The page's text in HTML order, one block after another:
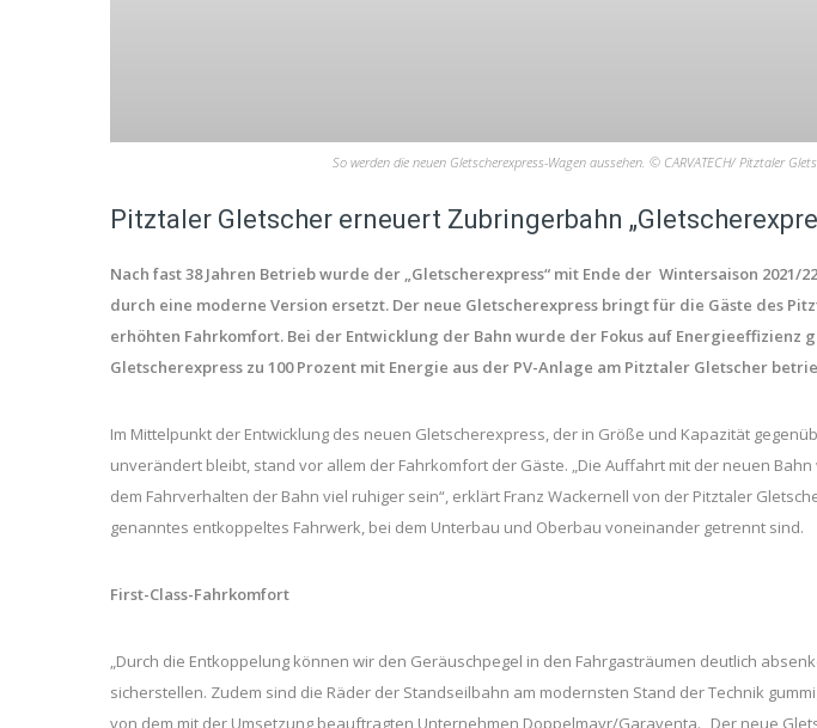
So werden die neuen Gletscherexpress-Wagen aussehen. © CARVATECH/ Pitztaler
Pitztaler Gletscher erneuert Zubringerbahn
Nach fast 38 Jahren Betrieb wurde der „Gletscherexpress“ mit Ende der Wintersaison
durch eine moderne Version ersetzt. Der neue Gletscherexpress bringt für die Gäste des
erhöhten Fahrkomfort. Bei der Entwicklung der Bahn wurde der Fokus auf Energieeffizienz
Gletscherexpress zu 100 Prozent mit Energie aus der PV-Anlage am Pitztaler Gletscher
Im Mittelpunkt der Entwicklung des neuen Gletscherexpress, der in Größe und Kapazität
unverändert bleibt, stand vor allem der Fahrkomfort der Gäste. „Die Auffahrt mit der neuen
dem Fahrverhalten der Bahn viel ruhiger sein“, erklärt Franz Wackernell von der Pitztaler
genanntes entkoppeltes Fahrwerk, bei dem Unterbau und Oberbau voneinander getrennt sind.
First-Class-Fahrkomfort
„Durch die Entkoppelung können wir den Geräuschpegel in den Fahrgasträumen deutlich
sicherstellen. Zudem sind die Räder der Standseilbahn am modernsten Stand der Technik
von dem mit der Umsetzung beauftragten Unternehmen Doppelmayr/Garaventa. „Der neue